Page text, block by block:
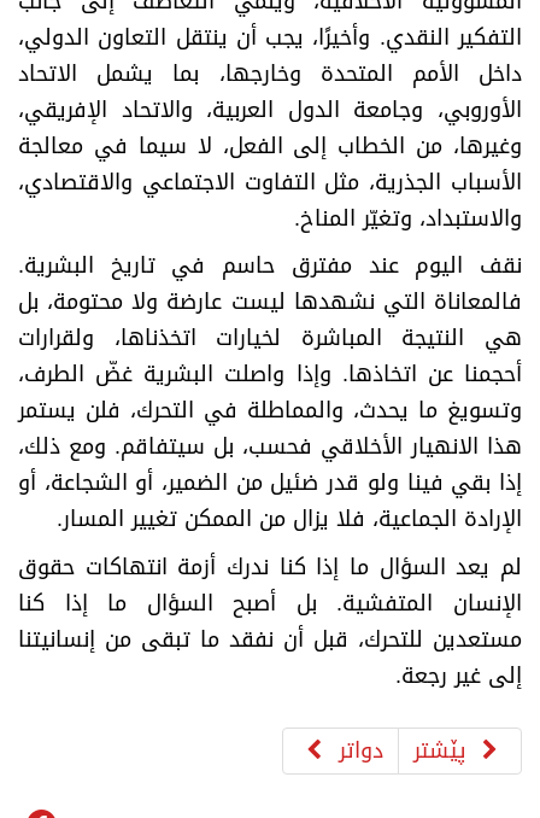
التفكير النقدي. وأخيرًا، يجب أن ينتقل التعاون الدولي،
داخل الأمم المتحدة وخارجها، بما يشمل الاتحاد
الأوروبي، وجامعة الدول العربية، والاتحاد الإفريقي،
وغيرها، من الخطاب إلى الفعل، لا سيما في معالجة
الأسباب الجذرية، مثل التفاوت الاجتماعي والاقتصادي،
والاستبداد، وتغيّر المناخ.
نقف اليوم عند مفترق حاسم في تاريخ البشرية.
فالمعاناة التي نشهدها ليست عارضة ولا محتومة، بل
هي النتيجة المباشرة لخيارات اتخذناها، ولقرارات
أحجمنا عن اتخاذها. وإذا واصلت البشرية غضّ الطرف،
وتسويغ ما يحدث، والمماطلة في التحرك، فلن يستمر
هذا الانهيار الأخلاقي فحسب، بل سيتفاقم. ومع ذلك،
إذا بقي فينا ولو قدر ضئيل من الضمير، أو الشجاعة، أو
الإرادة الجماعية، فلا يزال من الممكن تغيير المسار.
لم يعد السؤال ما إذا كنا ندرك أزمة انتهاكات حقوق
الإنسان المتفشية. بل أصبح السؤال ما إذا كنا
مستعدين للتحرك، قبل أن نفقد ما تبقى من إنسانيتنا
إلى غير رجعة.
پێشتر
دواتر